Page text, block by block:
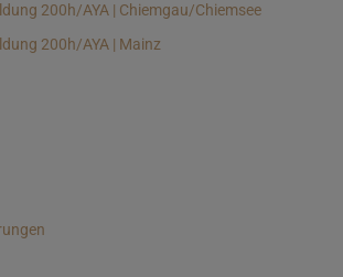
200h/AYA | Chiemgau/Chiemsee
200h/AYA | Mainz